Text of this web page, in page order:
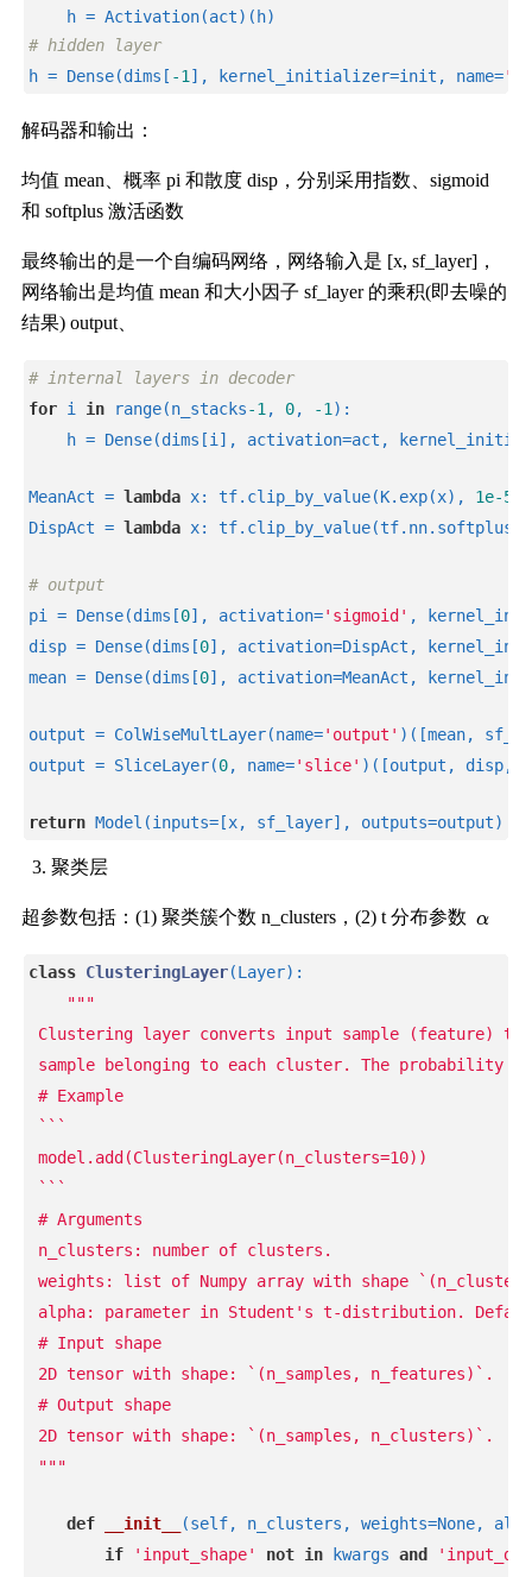
    h = Activation(act)(h)
# hidden layer
h = Dense(dims[ -1], kernel_initializer=init, name=
解码器和输出：
均值 mean、概率 pi 和散度 disp，分别采用指数、sigmoid
和 softplus 激活函数
最终输出的是一个自编码网络，网络输入是 [x, sf_layer]，
网络输出是均值 mean 和大小因子 sf_layer 的乘积(即去噪的
结果) output、
# internal layers in decoder
for i in range(n_stacks-1, 0, -1):
h = Dense(dims[i], activation=act,
MeanAct = lambda x: tf.clip_by_value(K.exp(x), 1e-5
DispAct = lambda x:
# output
pi = Dense(dims[0], activation='sigmoid' ,
disp = Dense(dims[0], activation=DispAct,
mean = Dense(dims[0], activation=MeanAct,
output = ColWiseMultLayer(name='output' )([mean,
output = SliceLayer(0, name='slice' )([output, disp,
return Model(inputs=[x, sf_layer], outputs=output)
聚类层
超参数包括：(1) 聚类簇个数 n_clusters，(2) t 分布参数
class ClusteringLayer(Layer) :
"""
Clustering layer converts input sample (feature)
sample belonging to each cluster. The
# Example
```
model.add(ClusteringLayer(n_clusters=10))
```
# Arguments
n_clusters: number of clusters.
weights: list of Numpy array with shape
alpha: parameter in Student's t-distribution.
# Input shape
2D tensor with shape: `(n_samples, n_features)`.
# Output shape
2D tensor with shape: `(n_samples, n_clusters)`.
"""
def __init__
(self, n_clusters, weights=None,
if
'input_shape' not in kwargs and